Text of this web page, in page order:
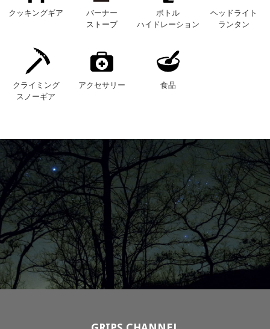
クッキングギア
バーナー
ストーブ
ボトル
ハイドレーション
ヘッドライト
ランタン
クライミング
スノーギア
アクセサリー 食品